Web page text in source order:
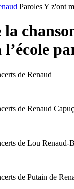
Paroles Y z'ont
la
de Renaud
de Renaud
de Lou Renaud-
de Putain de